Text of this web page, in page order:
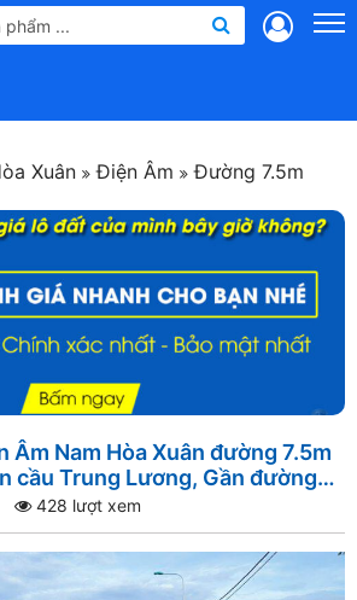
Landmap
Xuân Điện Âm Đường 7.5m
Âm Nam Hòa Xuân đường 7.5m
cầu Trung Lương, Gần đường
Gần sông Đô Tỏa
428 lượt xem